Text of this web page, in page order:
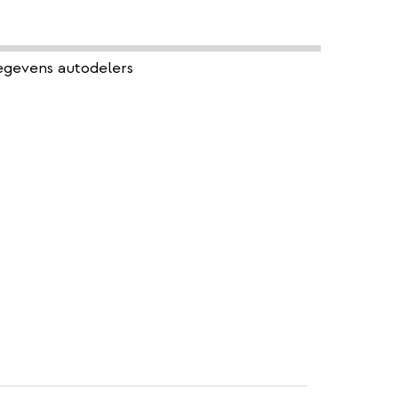
autodelers